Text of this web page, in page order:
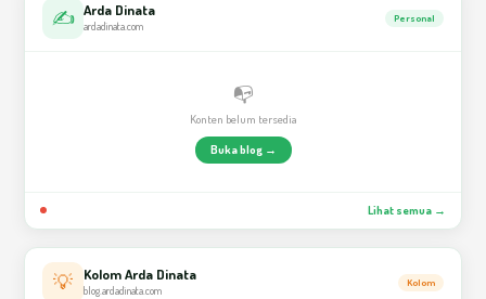
✍️ Arda Dinata
ardadinata.com
Personal
📭
Konten belum tersedia
Buka blog →
Lihat semua →
💡 Kolom Arda Dinata
blog.ardadinata.com
Kolom